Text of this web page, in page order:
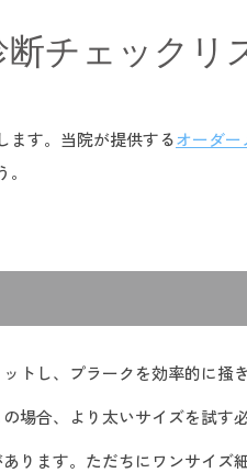
チェックリ
ます。当院が提供するオーダ
トし、プラークを効率的に掻
場合、より太いサイズを試す
ります。ただちにワンサイズ